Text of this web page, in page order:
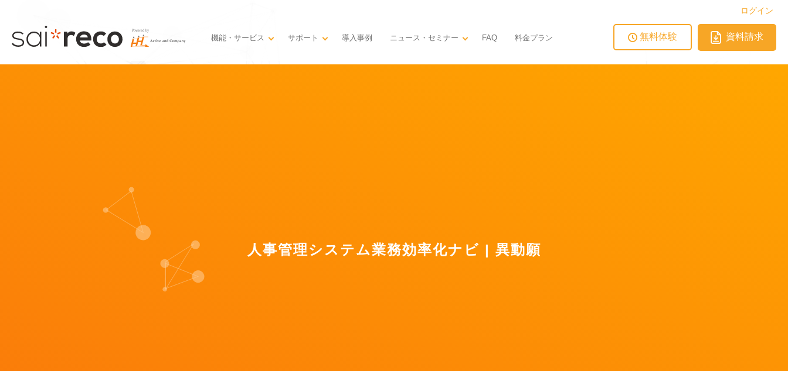
ログイン
機能・サービス サポート 導入事例 ニュース・セミナー FAQ 料金プラン 無料体験 資料請求
人事管理システム業務効率化ナビ | 異動願